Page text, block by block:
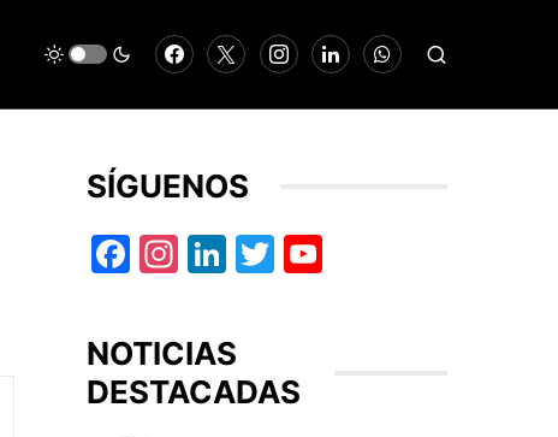
SÍGUENOS
Facebook
Instagram
LinkedIn
Twitter
NOTICIAS
DESTACADAS